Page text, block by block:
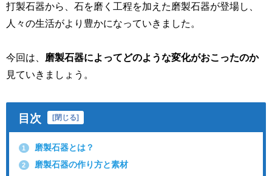
打製石器から、石を磨く工程を加えた磨製石器が登場し、
人々の生活がより豊かになっていきました。
今回は、
磨製石器によってどのような変化がおこったのか
見ていきましょう。
目次 [閉じる]
1 磨製石器とは？
2 磨製石器の作り方と素材